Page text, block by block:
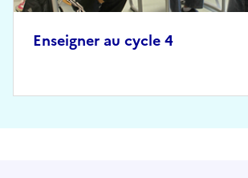
Enseigner au cycle 4